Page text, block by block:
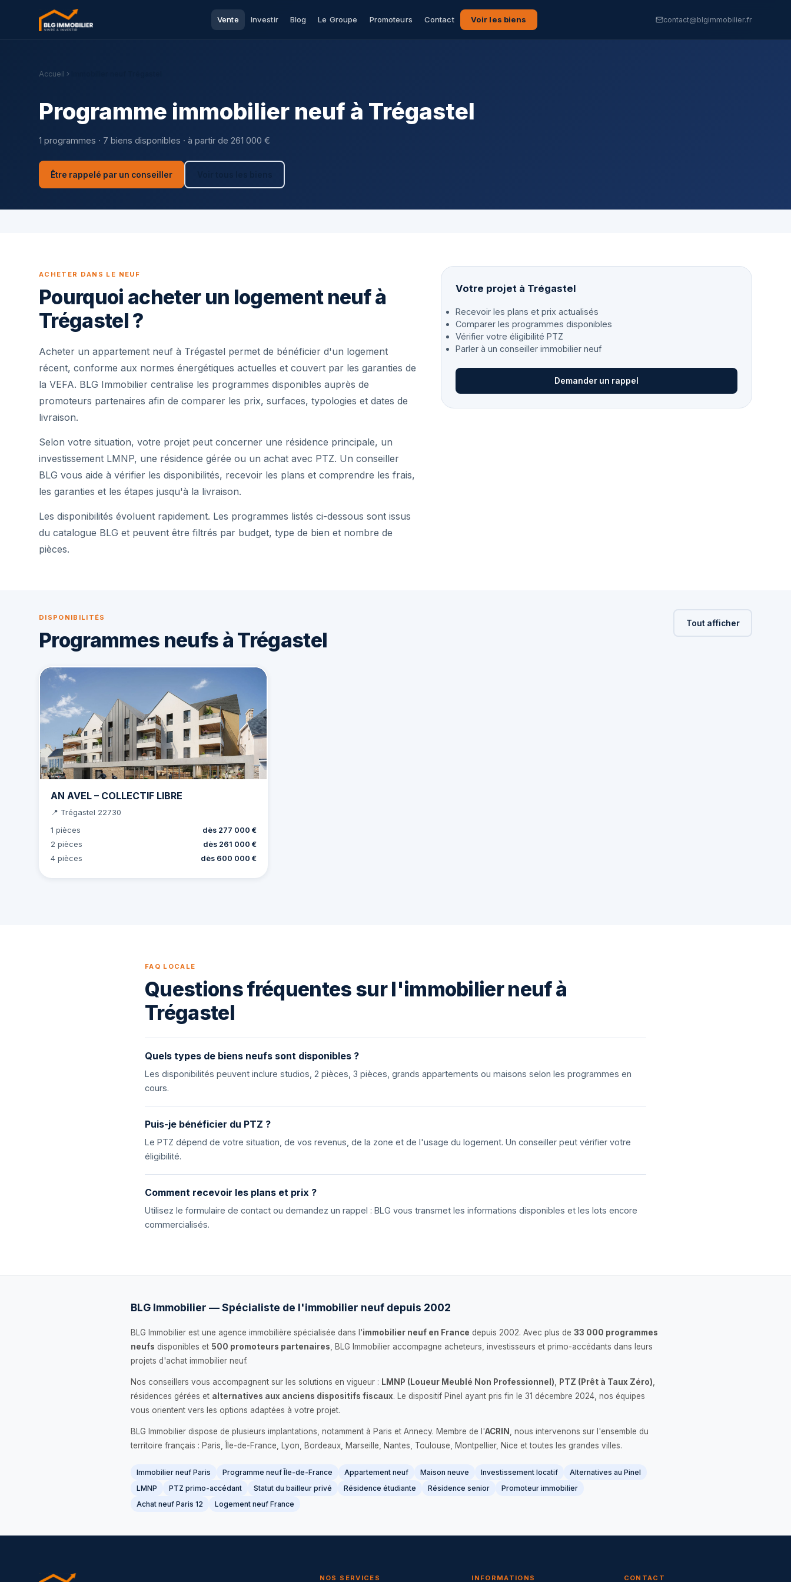
Vente Investir Blog Le Groupe Promoteurs Contact Voir les biens contact@blgimmobilier.fr
Accueil
Programme immobilier neuf à Trégastel
1 programmes · 7 biens disponibles · à partir de 261 000 €
Être rappelé par un conseiller
ACHETER DANS LE NEUF
Pourquoi acheter un logement neuf à
Trégastel ?
Acheter un appartement neuf à Trégastel permet de bénéficier d'un logement
récent, conforme aux normes énergétiques actuelles et couvert par les garanties de
la VEFA. BLG Immobilier centralise les programmes disponibles auprès de
promoteurs partenaires afin de comparer les prix, surfaces, typologies et dates de
livraison.
Selon votre situation, votre projet peut concerner une résidence principale, un
investissement LMNP, une résidence gérée ou un achat avec PTZ. Un conseiller
BLG vous aide à vérifier les disponibilités, recevoir les plans et comprendre les frais,
les garanties et les étapes jusqu'à la livraison.
Les disponibilités évoluent rapidement. Les programmes listés ci-dessous sont issus
du catalogue BLG et peuvent être filtrés par budget, type de bien et nombre de
pièces.
Votre projet à Trégastel
Recevoir les plans et prix actualisés
Comparer les programmes disponibles
Vérifier votre éligibilité PTZ
Parler à un conseiller immobilier neuf
Demander un rappel
DISPONIBILITÉS
Programmes neufs à Trégastel
Tout afficher
AN AVEL – COLLECTIF LIBRE
📍 Trégastel 22730
1 pièces
dès 277 000 €
2 pièces
dès 261 000 €
4 pièces
dès 600 000 €
FAQ LOCALE
Questions fréquentes sur l'immobilier neuf à
Trégastel
Quels types de biens neufs sont disponibles ?
Les disponibilités peuvent inclure studios, 2 pièces, 3 pièces, grands appartements ou maisons selon les programmes en
cours.
Puis-je bénéficier du PTZ ?
Le PTZ dépend de votre situation, de vos revenus, de la zone et de l'usage du logement. Un conseiller peut vérifier votre
éligibilité.
Comment recevoir les plans et prix ?
Utilisez le formulaire de contact ou demandez un rappel : BLG vous transmet les informations disponibles et les lots encore
commercialisés.
BLG Immobilier — Spécialiste de l'immobilier neuf depuis 2002
BLG Immobilier est une agence immobilière spécialisée dans l'immobilier neuf en France depuis 2002. Avec plus de 33 000 programmes
neufs disponibles et 500 promoteurs partenaires , BLG Immobilier accompagne acheteurs, investisseurs et primo-accédants dans leurs
projets d'achat immobilier neuf.
Nos conseillers vous accompagnent sur les solutions en vigueur : LMNP (Loueur Meublé Non Professionnel) PTZ (Prêt à Taux Zéro)
résidences gérées et alternatives aux anciens dispositifs fiscaux. Le dispositif Pinel ayant pris fin le 31 décembre 2024, nos équipes
vous orientent vers les options adaptées à votre projet.
BLG Immobilier dispose de plusieurs implantations, notamment à Paris et Annecy. Membre de l'ACRIN
, nous intervenons sur l'ensemble du
territoire français : Paris, Île-de-France, Lyon, Bordeaux, Marseille, Nantes, Toulouse, Montpellier, Nice et toutes les grandes villes.
Immobilier neuf Paris Programme neuf Île-de-France Appartement neuf Maison neuve Investissement locatif
Alternatives au Pinel
LMNP
PTZ primo-accédant Statut du bailleur privé Résidence étudiante Résidence senior
Promoteur immobilier
Achat neuf Paris 12
Logement neuf France
NOS SERVICES INFORMATIONS CONTACT